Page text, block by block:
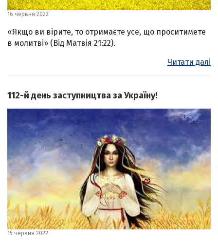
16 червня 2022
«Якщо ви вірите, то отримаєте усе, що проситимете
в молитві» (Від Матвія 21:22).
Читати далі
112-й день заступництва за Україну!
15 червня 2022